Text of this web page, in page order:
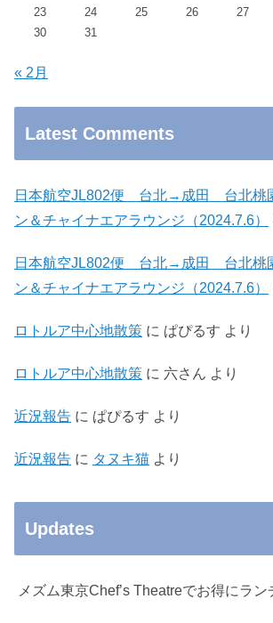
23
24 25 26 27
30
31
« 2月
Latest Comments
日本航空JL802便 台北→成田 台北桃
ン＆チャイナエアラウンジ（2024.7.6）
日本航空JL802便 台北→成田 台北桃
ン＆チャイナエアラウンジ（2024.7.6）
ロトルア中心地散策 に ぱぴるす より
ロトルア中心地散策 に 六さん より
近況報告 に ぱぴるす より
近況報告 に タヌキ猫 より
Updates
メズム東京Chef’s Theatreでお得にラン